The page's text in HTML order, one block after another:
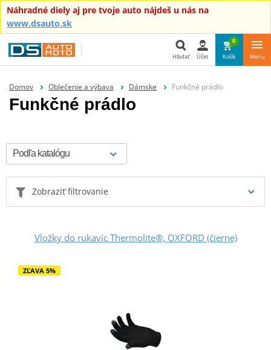
Náhradné diely aj pre tvoje auto nájdeš u nás na
www.dsauto.sk
Hľadať Účet
0
Košík Menu
Domov Oblečenie a výbava Dámske Funkčné prádlo
Funkčné prádlo
Zobraziť filtrovanie
Vložky do rukavíc Thermolite®, OXFORD (čierne)
ZĽAVA 5%